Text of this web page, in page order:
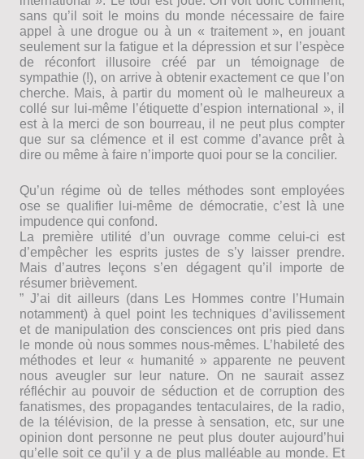
sans qu’il soit le moins du monde nécessaire de faire
appel à une drogue ou à un « traitement », en jouant
seulement sur la fatigue et la dépression et sur l’espèce
de réconfort illusoire créé par un témoignage de
sympathie (!), on arrive à obtenir exactement ce que l’on
cherche. Mais, à partir du moment où le malheureux a
collé sur lui-même l’étiquette d’espion international », il
est à la merci de son bourreau, il ne peut plus compter
que sur sa clémence et il est comme d’avance prêt à
dire ou même à faire n’importe quoi pour se la concilier.
Qu’un régime où de telles méthodes sont employées
ose se qualifier lui-même de démocratie, c’est là une
impudence qui confond.
La première utilité d’un ouvrage comme celui-ci est
d’empêcher les esprits justes de s’y laisser prendre.
Mais d’autres leçons s’en dégagent qu’il importe de
résumer brièvement.
” J’ai dit ailleurs (dans Les Hommes contre l’Humain
notamment) à quel point les techniques d’avilissement
et de manipulation des consciences ont pris pied dans
le monde où nous sommes nous-mêmes. L’habileté des
méthodes et leur « humanité » apparente ne peuvent
nous aveugler sur leur nature. On ne saurait assez
réfléchir au pouvoir de séduction et de corruption des
fanatismes, des propagandes tentaculaires, de la radio,
de la télévision, de la presse à sensation, etc, sur une
opinion dont personne ne peut plus douter aujourd’hui
qu’elle soit ce qu’il y a de plus malléable au monde. Et